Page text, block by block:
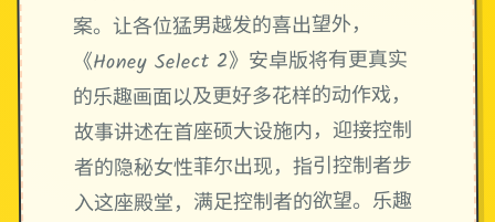
案。让各位猛男越发的喜出望外，
《Honey Select 2》安卓版将有更真实
的乐趣画面以及更好多花样的动作戏，
故事讲述在首座硕大设施内，迎接控制
者的隐秘女性菲尔出现，指引控制者步
入这座殿堂，满足控制者的欲望。乐趣